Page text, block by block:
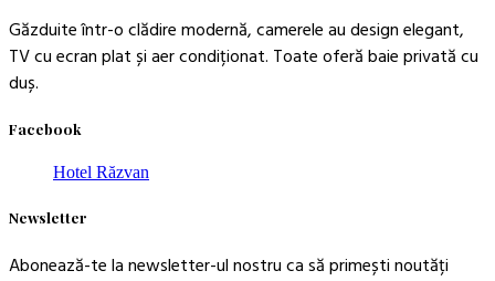
Găzduite într-o clădire modernă, camerele au design elegant,
TV cu ecran plat și aer condiționat. Toate oferă baie privată cu
duș.
Facebook
Hotel Răzvan
Newsletter
Abonează-te la newsletter-ul nostru ca să primești noutăți